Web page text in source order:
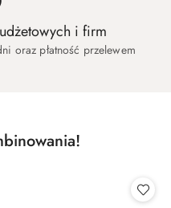
i firm
oraz płatność przelewem